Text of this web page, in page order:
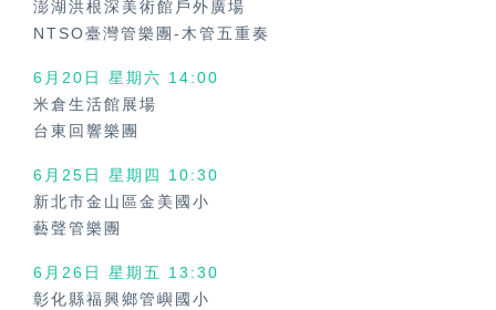
澎湖洪根深美術館戶外廣場
NTSO臺灣管樂團-木管五重奏
6月20日 星期六 14:00
米倉生活館展場
台東回響樂團
6月25日 星期四
10:30
新北市金山區金美國小
藝聲管樂團
6月26日 星期五
13:30
彰化縣福興鄉管嶼國小